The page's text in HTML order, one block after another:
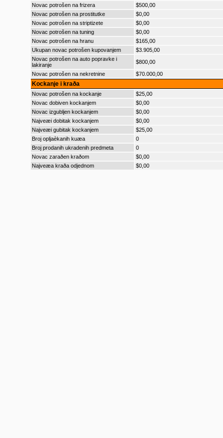
Novac potrošen na frizera
$500,00
Novac potrošen na prostitutke
$0,00
Novac potrošen na striptizete
$0,00
Novac potrošen na tuning
$0,00
Novac potrošen na hranu
$165,00
Ukupan novac potrošen kupovanjem
$3.905,00
Novac potrošen na auto popravke i
lakiranje
$800,00
Novac potrošen na nekretnine
$70.000,00
Kockanje i kraða
Novac potrošen na kockanje
$25,00
Novac dobiven kockanjem
$0,00
Novac izgubljen kockanjem
$0,00
Najveæi dobitak kockanjem
$0,00
Najveæi gubitak kockanjem
$25,00
Broj opljaèkanih kuæa
0
Broj prodanih ukradenih predmeta
0
Novac zaraðen kraðom
$0,00
Najveæa kraða odjednom
$0,00